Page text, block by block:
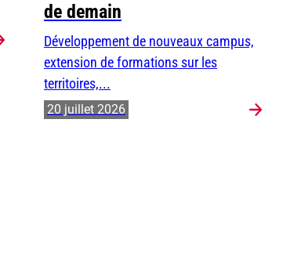
de demain
Développement de nouveaux campus,
extension de formations sur les
territoires,...
20 juillet 2026